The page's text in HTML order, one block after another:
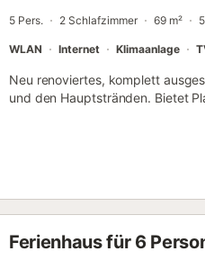
darunter Multisportplätze, ein
Tischtennisplatte, Tennisplätze,
5 Pers. 2 Schlafzimmer 69 m²
WLAN Internet Klimaanlage
Neu renoviertes, komplett
und den Hauptstränden. Bietet
Dachterrasse. Die Wohnung
einem Schlafzimmer mit zwei
Junggesellen-/
Kostenloses WLAN-Internet.
Yachthäfen, Strände und die
Ferienhaus für 6